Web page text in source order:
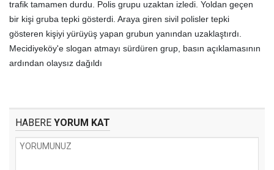
trafik tamamen durdu. Polis grupu uzaktan izledi. Yoldan geçen
bir kişi gruba tepki gösterdi. Araya giren sivil polisler tepki
gösteren kişiyi yürüyüş yapan grubun yanından uzaklaştırdı.
Mecidiyeköy'e slogan atmayı sürdüren grup, basın açıklamasının
ardından olaysız dağıldı
HABERE YORUM KAT